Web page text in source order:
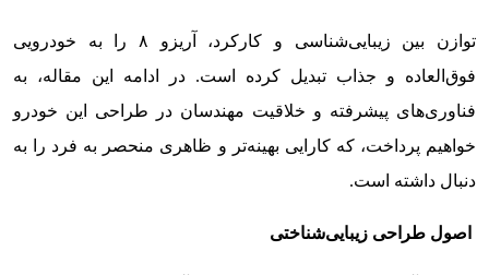
توازن بین زیبایی‌شناسی و کارکرد، آریزو ۸ را به خودرویی
فوق‌العاده و جذاب تبدیل کرده است. در ادامه این مقاله، به
فناوری‌های پیشرفته و خلاقیت مهندسان در طراحی این خودرو
خواهیم پرداخت، که کارایی بهینه‌تر و ظاهری منحصر به فرد را به
دنبال داشته است.
اصول طراحی زیبایی‌شناختی